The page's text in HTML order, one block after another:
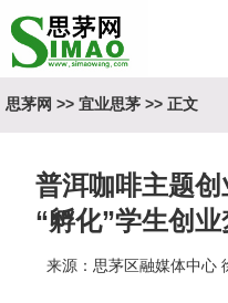
思茅网 >> 宜业思茅>> 正文
普洱咖啡主题
“孵化”学生创
来源：思茅区融媒体中